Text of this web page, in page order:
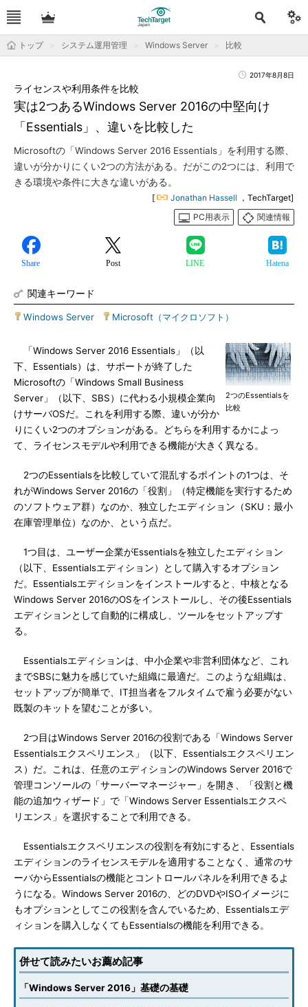
トップ システム運用管理 Windows Server 比較
2017年8月8日
実は2つあるWindows Server 2016の中堅向け
「Essentials」、違いを比較した
ライセンスや利用条件を比較
Microsoftの「Windows Server 2016 Essentials」を利用する際、
違いが分かりにくい2つの方法がある。だがこの2つには、利用で
きる環境や条件に大きな違いがある。
[ Jonathan Hassell ，TechTarget]
PC用表示
関連情報
Share Post LINE Hatena
関連キーワード
Windows Server Microsoft（マイクロソフト）
2つのEssentialsを
比較
「Windows Server 2016 Essentials」（以
下、Essentials）は、サポートが終了した
Microsoftの「Windows Small Business
Server」（以下、SBS）に代わる小規模企業向
けサーバOSだ。これを利用する際、違いが分か
りにくい2つのオプションがある。どちらを利用するかによっ
て、ライセンスモデルや利用できる機能が大きく異なる。
2つのEssentialsを比較していて混乱するポイントの1つは、そ
れがWindows Server 2016の「役割」（特定機能を実行するため
のソフトウェア群）なのか、独立したエディション（SKU：最小
在庫管理単位）なのか、という点だ。
1つ目は、ユーザー企業がEssentialsを独立したエディション
（以下、Essentialsエディション）として購入するオプション
だ。Essentialsエディションをインストールすると、中核となる
Windows Server 2016のOSをインストールし、その後Essentials
エディションとして自動的に構成し、ツールをセットアップす
る。
Essentialsエディションは、中小企業や非営利団体など、これ
までSBSに魅力を感じていた組織に最適だ。このような組織は、
セットアップが簡単で、IT担当者をフルタイムで雇う必要がない
既製のキットを望むことが多い。
2つ目はWindows Server 2016の役割である「Windows Server
Essentialsエクスペリエンス」（以下、Essentialsエクスペリエン
ス）だ。これは、任意のエディションのWindows Server 2016で
管理コンソールの「サーバーマネージャー」を開き、「役割と機
能の追加ウィザード」で「Windows Server Essentialsエクスペ
リエンス」を選択することで利用できる。
Essentialsエクスペリエンスの役割を有効にすると、Essentials
エディションのライセンスモデルを適用することなく、通常のサ
ーバからEssentialsの機能とコントロールパネルを利用できるよ
うになる。Windows Server 2016の、どのDVDやISOイメージに
もオプションとしてこの役割を含んでいるため、Essentialsエデ
ィションを購入しなくてもEssentialsの機能を利用できる。
併せて読みたいお薦め記事
「Windows Server 2016」基礎の基礎